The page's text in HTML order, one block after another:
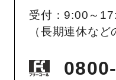
受付：9:00～
（長期連休など